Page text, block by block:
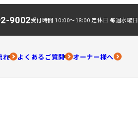
れ よくあるご質問 オーナー様へ
9002受付時間 10:00～18:00 定休日 毎週水曜日